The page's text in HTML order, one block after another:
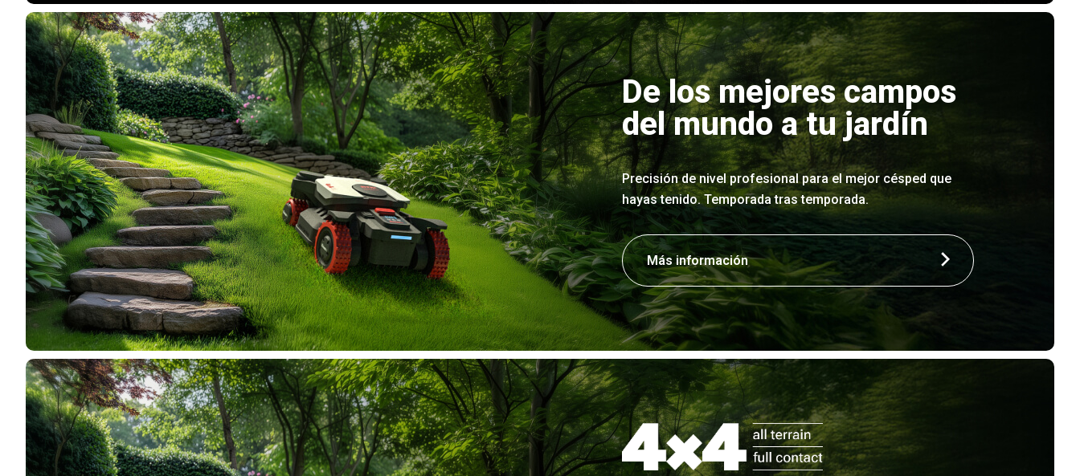
De los mejores campos
del mundo a tu jardín
Precisión de nivel profesional para el mejor césped que
hayas tenido. Temporada tras temporada.
Más información